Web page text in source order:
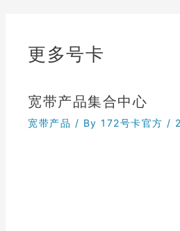
更多号卡
宽带产品集合中心
宽带产品 / By172号卡官方 /